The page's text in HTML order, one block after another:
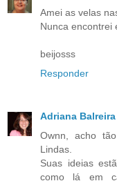
Amei as velas
Nunca encontrei
beijosss
Responder
Adriana Balreira
Ownn, acho
Lindas.
Suas ideias
como lá em